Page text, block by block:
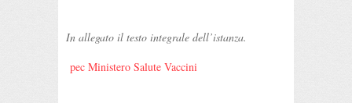
In allegato il testo integrale dell’istanza.
pec Ministero Salute Vaccini